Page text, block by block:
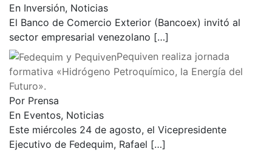
En Inversión, Noticias
El Banco de Comercio Exterior (Bancoex) invitó al
sector empresarial venezolano […]
Pequiven realiza jornada
formativa «Hidrógeno Petroquímico, la Energía del
Futuro».
Por Prensa
En Eventos, Noticias
Este miércoles 24 de agosto, el Vicepresidente
Ejecutivo de Fedequim, Rafael […]